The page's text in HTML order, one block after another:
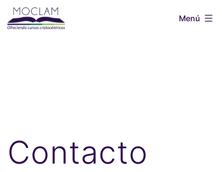
Saltar
Menú
Contacto